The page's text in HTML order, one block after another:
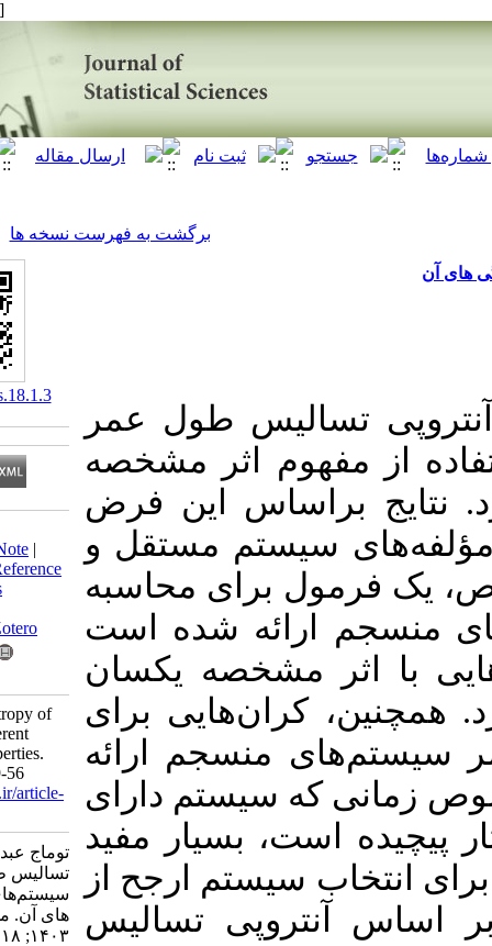
برگشت به فهرست نسخه ها
طول عمر
اثر مشخصه
این فرض
سیستم‌ مستقل و
برای محاسبه
ارائه شده است
مشخصه یکسان
کران‌هایی برای
منسجم ارائه
سیستم دارای
است، بسیار مفید
سیستم ارجح از
تسالیس
Download citation:
BibTeX
RIS EndNote|
Medlars
ProCite
Reference
RefWorks
Send citation to:
Mendeley
Zotero
toomaj S. Tsallis Entropy of
the Lifetime of Coherent
Systems and Its Properties.
JSS 2024; 18 (1) :39-56
URL:http://jss.irstat.ir/article-
1-863-fa.html
توماج عبدالسعید. آنتروپی
تسالیس طول عمر
سیستم‌های منسجم و ویژگی
های آن. مجله علوم آماری.
۱۴۰۳; ۱۸ (۱) :۳۹-۵۶